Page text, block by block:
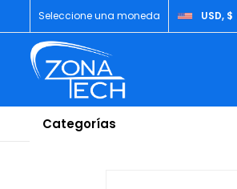
Seleccione una moneda USD, $
Categorías